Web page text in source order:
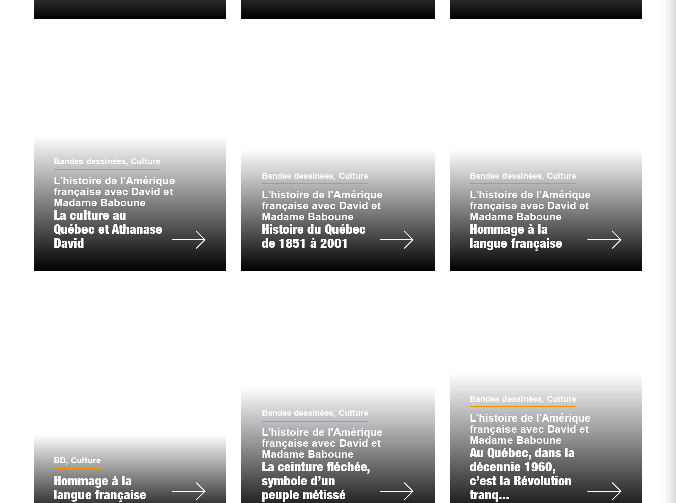
Bandes dessinées, Culture
L'histoire de l'Amérique
française avec David et
Madame Baboune
La culture au
Québec et Athanase
David
Bandes dessinées, Culture
L'histoire de l'Amérique
française avec David et
Madame Baboune
Histoire du Québec
de 1851 à 2001
Bandes dessinées, Culture
L'histoire de l'Amérique
française avec David et
Madame Baboune
Hommage à la
langue française
BD, Culture
Hommage à la
langue française
Bandes dessinées, Culture
L'histoire de l'Amérique
française avec David et
Madame Baboune
La ceinture fléchée,
symbole d’un
peuple métissé
Bandes dessinées, Culture
L'histoire de l'Amérique
française avec David et
Madame Baboune
Au Québec, dans la
décennie 1960,
c’est la Révolution
tranq...